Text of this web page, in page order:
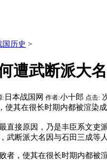
国历史 >
遭武断派大
: 日本战国网 作者:小十郎 点击:
使其在很长时期内都被渲染
接原因，乃是丰臣系文吏派
武断派大名因与石田三成等
，使其在很长时期内都被渲